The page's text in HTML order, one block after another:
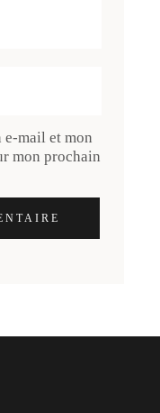
e-mail et mon
mon prochain